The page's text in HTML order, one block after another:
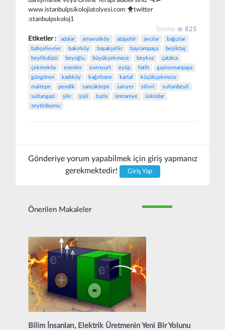
www.istanbulpsikolojiatolyesi.com 🐥twitter
:stanbulpskoloj1
İzleme
825
Etiketler : adalar arnavutköy ataşehir avcılar
bağcılar
bahçelievler
bakırköy başakşehir bayrampaşa
beşiktaş
beylikdüzü
beyoğlu büyükçekmece beykoz
çatalca
çekmeköy
esenler esenyurt eyüp fatih
gaziosmanpaşa
güngören
kadıköy kağıthane kartal
küçükçekmece
maltepe
pendik sancaktepe sarıyer silivri
sultanbeyli
sultangazi
şile şişli tuzla ümraniye
üsküdar
zeytinburnu
Gönderiye yorum yapabilmek için giriş yapmanız
gerekmektedir!
Giriş Yap
Önerilen Makaleler
Bilim İnsanları, Elektrik Üretmenin Yeni Bir Yolunu